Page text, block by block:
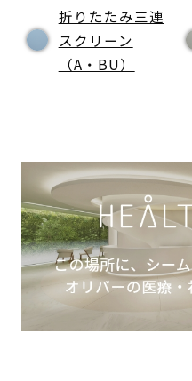
折りたたみ三連
スクリーン
（A・BU）